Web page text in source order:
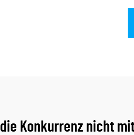
Konkurrenz nicht